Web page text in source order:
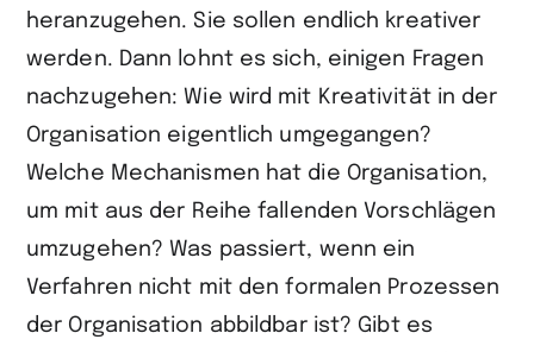
heranzugehen. Sie sollen endlich kreativer
werden. Dann lohnt es sich, einigen Fragen
nachzugehen: Wie wird mit Kreativität in der
Organisation eigentlich umgegangen?
Welche Mechanismen hat die Organisation,
um mit aus der Reihe fallenden Vorschlägen
umzugehen? Was passiert, wenn ein
Verfahren nicht mit den formalen Prozessen
der Organisation abbildbar ist? Gibt es